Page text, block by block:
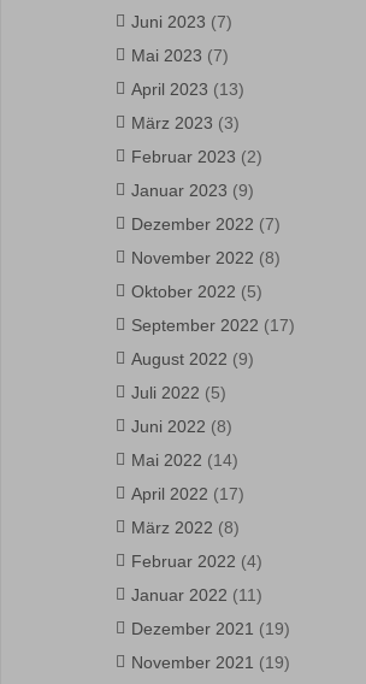
Juni 2023 (7)
Mai 2023 (7)
April 2023 (13)
März 2023 (3)
Februar 2023 (2)
Januar 2023 (9)
Dezember 2022 (7)
November 2022 (8)
Oktober 2022 (5)
September 2022 (17)
August 2022 (9)
Juli 2022 (5)
Juni 2022 (8)
Mai 2022 (14)
April 2022 (17)
März 2022 (8)
Februar 2022 (4)
Januar 2022 (11)
Dezember 2021 (19)
November 2021 (19)